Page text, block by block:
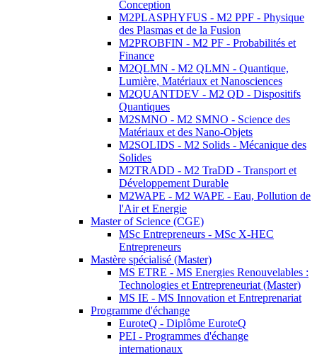
Conception
M2PLASPHYFUS - M2 PPF - Physique
des Plasmas et de la Fusion
M2PROBFIN - M2 PF - Probabilités et
Finance
M2QLMN - M2 QLMN - Quantique,
Lumière, Matériaux et Nanosciences
M2QUANTDEV - M2 QD - Dispositifs
Quantiques
M2SMNO - M2 SMNO - Science des
Matériaux et des Nano-Objets
M2SOLIDS - M2 Solids - Mécanique des
Solides
M2TRADD - M2 TraDD - Transport et
Développement Durable
M2WAPE - M2 WAPE - Eau, Pollution de
l'Air et Energie
Master of Science (CGE)
MSc Entrepreneurs - MSc X-HEC
Entrepreneurs
Mastère spécialisé (Master)
MS ETRE - MS Energies Renouvelables :
Technologies et Entrepreneuriat (Master)
MS IE - MS Innovation et Entreprenariat
Programme d'échange
EuroteQ - Diplôme EuroteQ
PEI - Programmes d'échange
internationaux